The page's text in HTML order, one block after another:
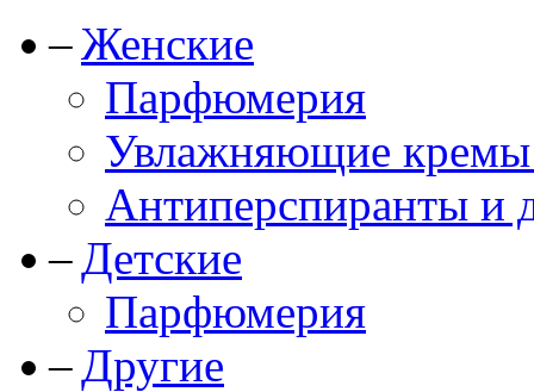
Женские
Парфюмерия
Увлажняющие кремы
Антиперспиранты и
Детские
Парфюмерия
Другие